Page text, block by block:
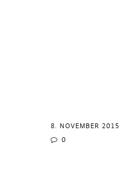
8. NOVEMBER 2015
0